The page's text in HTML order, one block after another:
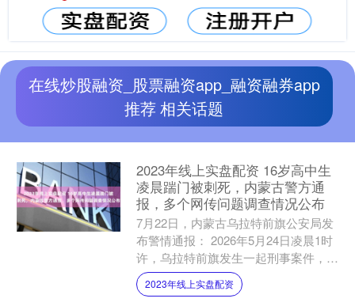
在线炒股融资_股票融资app_融资融券app
推荐 相关话题
2023年线上实盘配资 16岁高中生
凌晨踹门被刺死，内蒙古警方通
报，多个网传问题调查情况公布
7月22日，内蒙古乌拉特前旗公安局发
布警情通报： 2026年5月24日凌晨1时
许，乌拉特前旗发生一起刑事案件，致
受害人张某某(男、16岁)死亡，犯罪嫌
疑人张某(....
2023年线上实盘配资